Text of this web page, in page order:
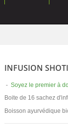
INFUSION
- Soyez le premier à
Boite de 16 sachez
Boisson ayurvédique